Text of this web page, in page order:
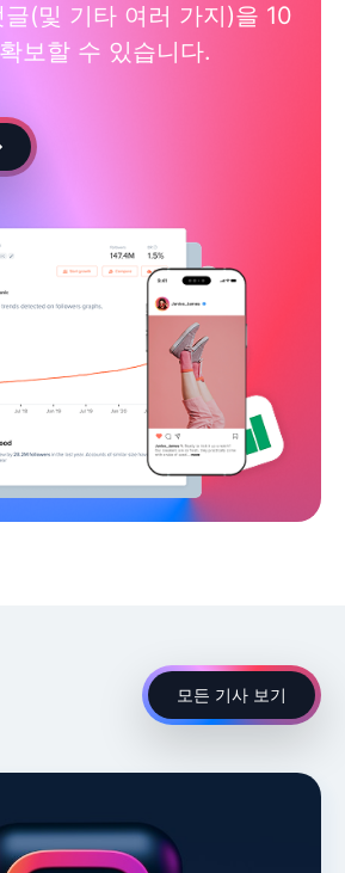
(및 기타 여러 가지)을 10
보할 수 있습니다.
모든 기사 보기